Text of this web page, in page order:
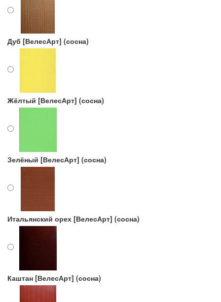
Дуб [ВелесАрт] (сосна)
Жёлтый [ВелесАрт] (сосна)
Зелёный [ВелесАрт] (сосна)
Итальянский орех [ВелесАрт] (сосна)
Каштан [ВелесАрт] (сосна)